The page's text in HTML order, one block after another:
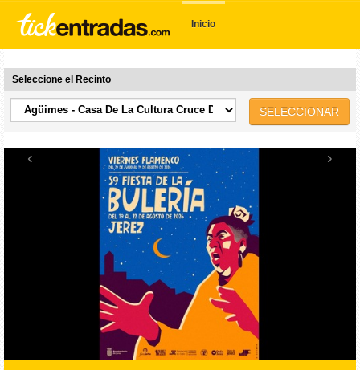
Inicio
Seleccione el Recinto
SELECCIONAR
‹ ›